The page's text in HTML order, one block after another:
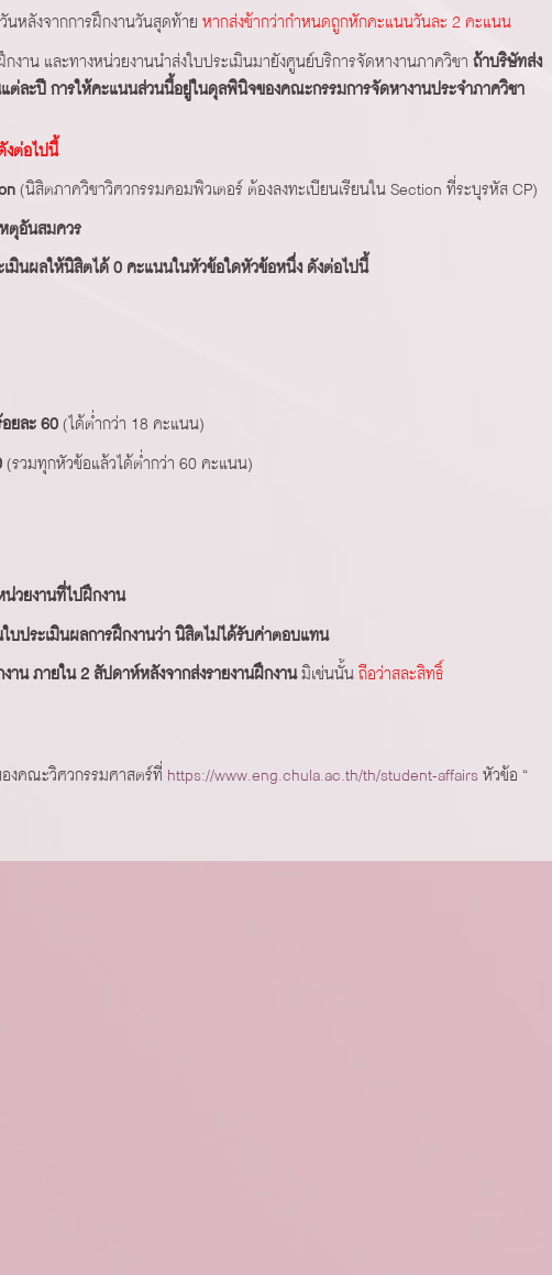
หลังจากการฝึกงานวันสุดท้ายหากส่งช้ากว่ากำหนดถูกหักคะแนนวันละ 2 คะแนน
งาน และทางหน่วยงานนำส่งใบประเมินมายังศูนย์บริการจัดหางานภาควิชาถ้าบริษัทส่ง
ละปี การให้คะแนนส่วนนี้อยู่ในดุลพินิจของคณะกรรมการจัดหางานประจำภาควิชา
ต่อไปนี้
(นิสิตภาควิชาวิศวกรรมคอมพิวเตอร์ ต้องลงทะเบียนเรียนใน Section ที่ระบุรหัส CP)
ตุอันสมควร
มินผลให้นิสิตได้ 0 คะแนนในหัวข้อใดหัวข้อหนึ่ง ดังต่อไปนี้
ยละ 60(ได้ต่ำกว่า 18 คะแนน)
(รวมทุกหัวข้อแล้วได้ต่ำกว่า 60 คะแนน)
วยงานที่ไปฝึกงาน
บประเมินผลการฝึกงานว่า นิสิตไม่ได้รับค่าตอบแทน
าน ภายใน 2 สัปดาห์หลังจากส่งรายงานฝึกงานมิเช่นนั้นถือว่าสละสิทธิ์
องคณะวิศวกรรมศาสตร์ที่ https://www.eng.chula.ac.th/th/student-affairsหัวข้อ “